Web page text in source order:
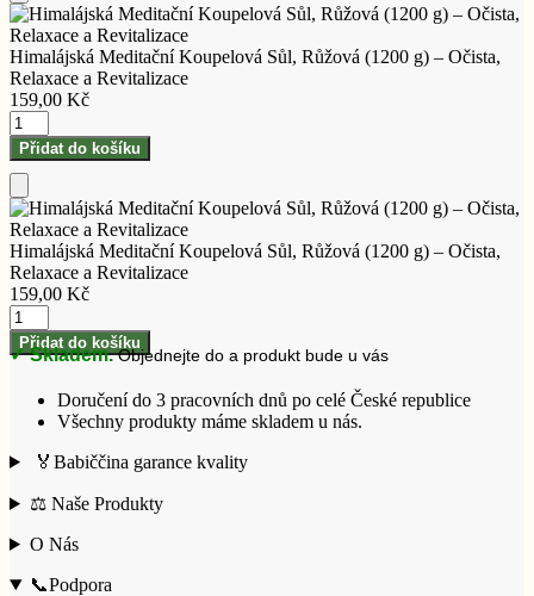
Přidat
do
košíku
Himalájská Meditační Koupelová Sůl, Růžová (1200 g) – Očista,
Relaxace a Revitalizace
159,00 Kč
Himalájská
Meditační
Koupelová
Růžová
(1200
g)
–
Očista,
Relaxace
a
Revitalizace
Přidat do košíku
Přidat
do
košíku
Himalájská Meditační Koupelová Sůl, Růžová (1200 g) – Očista,
Relaxace a Revitalizace
159,00 Kč
Himalájská
Meditační
Koupelová
Růžová
(1200
–
Relaxace
Revitalizace
Přidat do košíku
✓ Skladem. Objednejte do a produkt bude u vás
Doručení do 3 pracovních dnů po celé České republice
Všechny produkty máme skladem u nás.
🏅Babiččina garance kvality
⚖️ Naše Produkty
O Nás
📞Podpora